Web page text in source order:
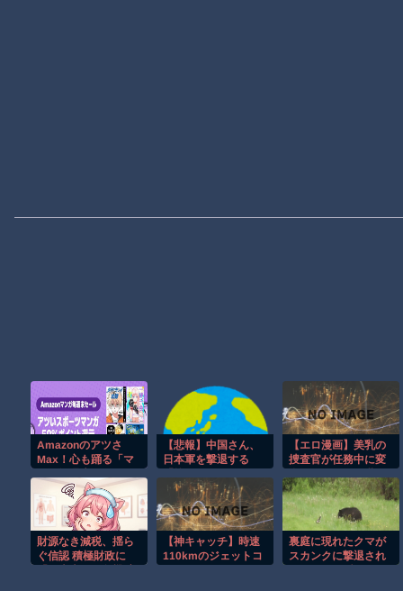
Amazonのアツさ
Max！心も踊る「マ
（50%還元）」2日目
襲来！
【悲報】中国さん、
日本軍を撃退する
ク」を各地で大量建
設
【エロ漫画】美乳の
捜査官が任務中に変
bodiesで囮捜査をす
る昼夜の激しい快楽
を堪えきれずに受け
る話！
財源なき減税、揺ら
ぐ信認 積極財政に
【神キャッチ】時速
110kmのジェットコ
裏庭に現れたクマが
スカンクに撃退され